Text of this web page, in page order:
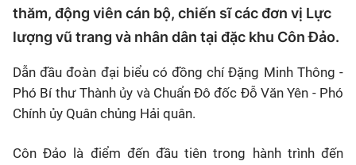
thăm, động viên cán bộ, chiến sĩ các đơn vị Lực
lượng vũ trang và nhân dân tại đặc khu Côn Đảo.
Dẫn đầu đoàn đại biểu có đồng chí Đặng Minh Thông -
Phó Bí thư Thành ủy và Chuẩn Đô đốc Đỗ Văn Yên - Phó
Chính ủy Quân chủng Hải quân.
Côn Đảo là điểm đến đầu tiên trong hành trình đến